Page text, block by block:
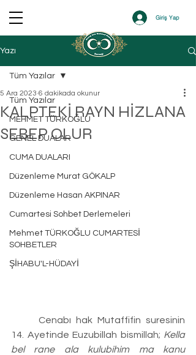
Giriş Yap
Yazı
Tüm Yazılar
MEHMET TÜRKOĞLU
GENEL DUALAR
CUMA DUALARI
Düzenleme Murat GÖKALP
Düzenleme Hasan AKPINAR
Cumartesi Sohbet Derlemeleri
Mehmet TÜRKOĞLU CUMARTESİ
SOHBETLER
ŞİHABU'L-HÜDAYİ
Tüm Yazılar
KALPTEKİ RAYN HİZLANA
SEBEP OLUR
5 Ara 2023 6 dakikada okunur
14. Ayetinde Euzubillah bismillah; Kella
bel rane ala kulubihim ma kanu